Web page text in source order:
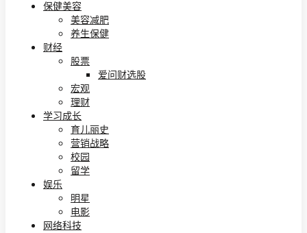
保健美容
美容减肥
养生保健
财经
股票
爱问财选股
宏观
理财
学习成长
育儿丽史
营销战略
校园
留学
娱乐
明星
电影
网络科技